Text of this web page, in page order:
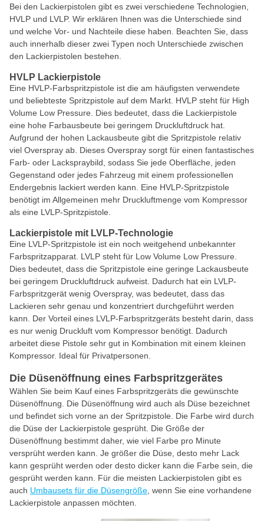
Bei den Lackierpistolen gibt es zwei verschiedene Technologien,
HVLP und LVLP. Wir erklären Ihnen was die Unterschiede sind
und welche Vor- und Nachteile diese haben. Beachten Sie, dass
auch innerhalb dieser zwei Typen noch Unterschiede zwischen
den Lackierpistolen bestehen.
HVLP Lackierpistole
Eine HVLP-Farbspritzpistole ist die am häufigsten verwendete
und beliebteste Spritzpistole auf dem Markt. HVLP steht für High
Volume Low Pressure. Dies bedeutet, dass die Lackierpistole
eine hohe Farbausbeute bei geringem Druckluftdruck hat.
Aufgrund der hohen Lackausbeute gibt die Spritzpistole relativ
viel Overspray ab. Dieses Overspray sorgt für einen fantastisches
Farb- oder Lackspraybild, sodass Sie jede Oberfläche, jeden
Gegenstand oder jedes Fahrzeug mit einem professionellen
Endergebnis lackiert werden kann. Eine HVLP-Spritzpistole
benötigt im Allgemeinen mehr Druckluftmenge vom Kompressor
als eine LVLP-Spritzpistole.
Lackierpistole mit LVLP-Technologie
Eine LVLP-Spritzpistole ist ein noch weitgehend unbekannter
Farbspritzapparat. LVLP steht für Low Volume Low Pressure.
Dies bedeutet, dass die Spritzpistole eine geringe Lackausbeute
bei geringem Druckluftdruck aufweist. Dadurch hat ein LVLP-
Farbspritzgerät wenig Overspray, was bedeutet, dass das
Lackieren sehr genau und konzentriert durchgeführt werden
kann. Der Vorteil eines LVLP-Farbspritzgeräts besteht darin, dass
es nur wenig Druckluft vom Kompressor benötigt. Dadurch
arbeitet diese Pistole sehr gut in Kombination mit einem kleinen
Kompressor. Ideal für Privatpersonen.
Die Düsenöffnung eines Farbspritzgerätes
Wählen Sie beim Kauf eines Farbspritzgeräts die gewünschte
Düsenöffnung. Die Düsenöffnung wird auch als Düse bezeichnet
und befindet sich vorne an der Spritzpistole. Die Farbe wird durch
die Düse der Lackierpistole gesprüht. Die Größe der
Düsenöffnung bestimmt daher, wie viel Farbe pro Minute
versprüht werden kann. Je größer die Düse, desto mehr Lack
kann gesprüht werden oder desto dicker kann die Farbe sein, die
gesprüht werden kann. Für die meisten Lackierpistolen gibt es
auch Umbausets für die Düsengröße , wenn Sie eine vorhandene
Lackierpistole anpassen möchten.